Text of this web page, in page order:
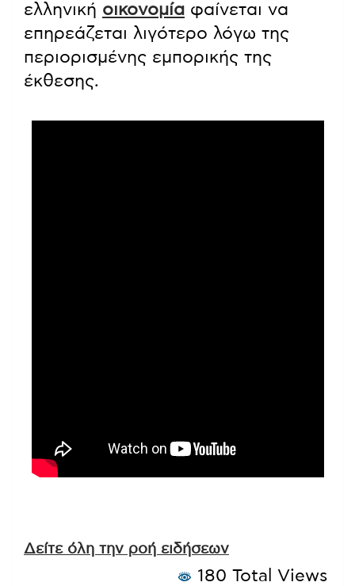
ελληνική οικονομία φαίνεται να
επηρεάζεται λιγότερο λόγω της
περιορισμένης εμπορικής της
έκθεσης.
Δείτε όλη την ροή ειδήσεων
180 Total Views